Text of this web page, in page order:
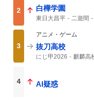
2 白樺学園
東日大昌平 二遊間
3
アニメ・ゲーム
抜刀高校
にじ甲2026 麒麟高
4 AI疑惑